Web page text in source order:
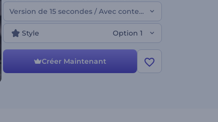
votre prochaine vidéo. Essayez dès maintenant.
Ceci est la version avec conteneur de vidéo !
Version de 15 secondes / Avec conteneurs de vidéo
Style Option 1
Créer Maintenant